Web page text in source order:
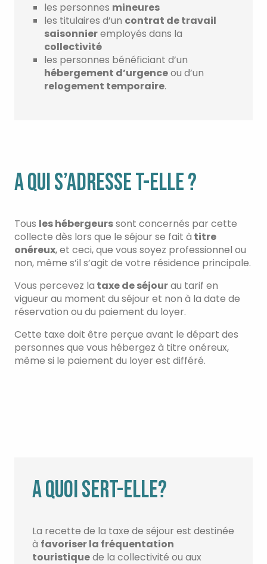
les personnes mineures
les titulaires d’un contrat de travail
saisonnieremployés dans la
collectivité
les personnes bénéficiant d’un
hébergement d’urgenceou d’un
relogement temporaire.
A QUI S’ADRESSE T-ELLE ?
Tous les hébergeurssont concernés par cette
collecte dès lors que le séjour se fait à titre
onéreux, et ceci, que vous soyez professionnel ou
non, même s’il s’agit de votre résidence principale.
Vous percevez la taxe de séjourau tarif en
vigueur au moment du séjour et non à la date de
réservation ou du paiement du loyer.
Cette taxe doit être perçue avant le départ des
personnes que vous hébergez à titre onéreux,
même si le paiement du loyer est différé.
A QUOI SERT-ELLE?
La recette de la taxe de séjour est destinée
à favoriser la fréquentation
touristiquede la collectivité ou aux